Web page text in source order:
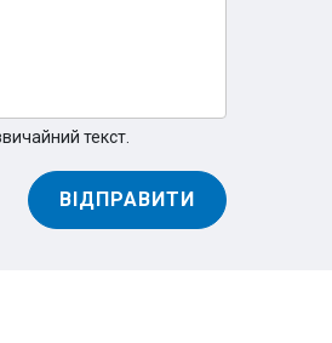
марки КРАУЗЕ. На
покупку до
текст.
ВІДПРАВИТИ